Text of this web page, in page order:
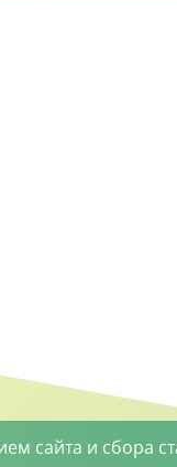
сайта и сбора